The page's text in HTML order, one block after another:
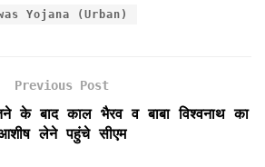
n
i
e
n
Yojana (Urban)
Previous Post
के बाद काल भैरव व बाबा विश्वनाथ का
लेने पहुंचे सीएम